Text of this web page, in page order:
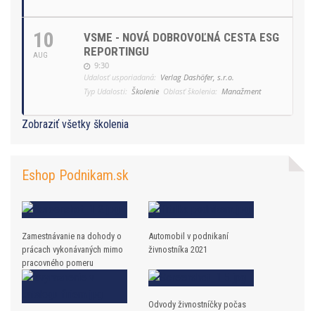
10
AUG
VSME - NOVÁ DOBROVOĽNÁ CESTA ESG
REPORTINGU
9:30
Udalosť usporiadaná: Verlag Dashöfer, s.r.o.
Typ Udalosti: Školenie Oblasť školenia: Manažment
Zobraziť všetky školenia
Eshop Podnikam.sk
Zamestnávanie na dohody o
prácach vykonávaných mimo
pracovného pomeru
Automobil v podnikaní
živnostníka 2021
Odvody živnostníčky počas